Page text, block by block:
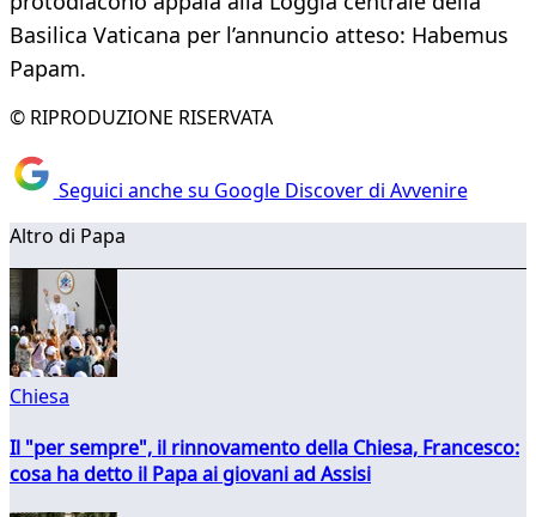
Basilica Vaticana per l’annuncio atteso: Habemus
Papam.
© RIPRODUZIONE RISERVATA
Seguici anche su Google Discover di Avvenire
Altro di Papa
Chiesa
Il "per sempre", il rinnovamento della Chiesa, Francesco:
cosa ha detto il Papa ai giovani ad Assisi